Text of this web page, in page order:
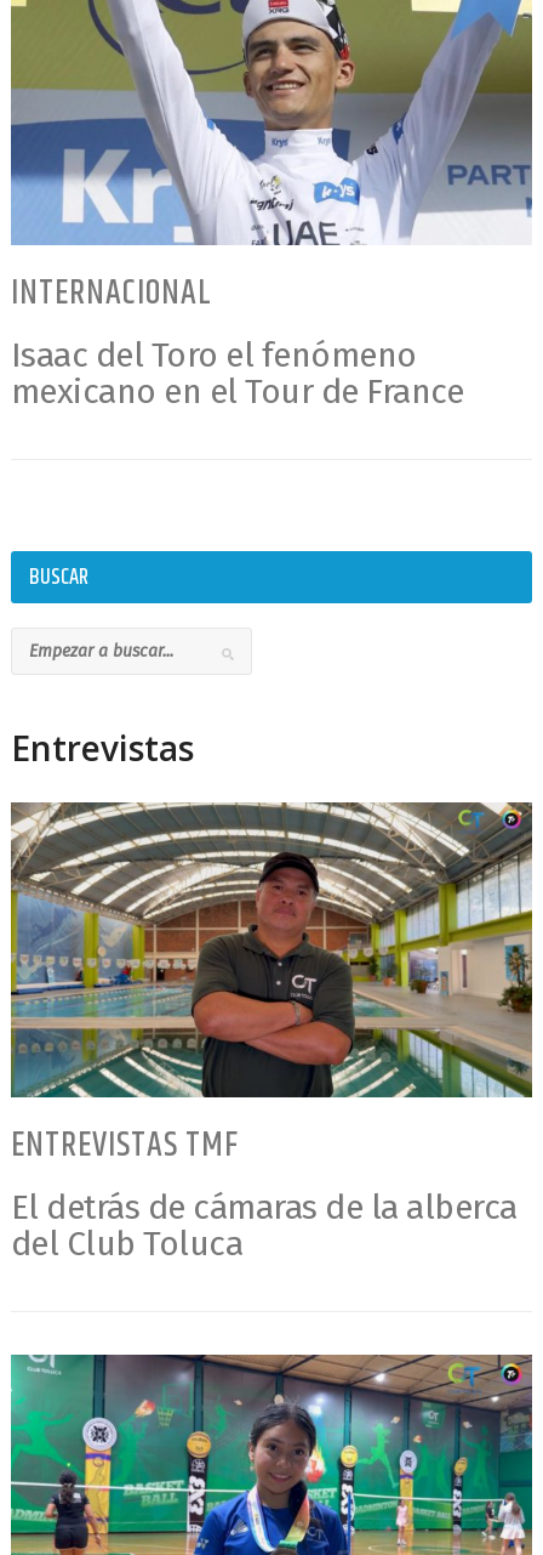
INTERNACIONAL
Isaac del Toro el fenómeno
mexicano en el Tour de France
BUSCAR
Entrevistas
ENTREVISTAS TMF
El detrás de cámaras de la alberca
del Club Toluca